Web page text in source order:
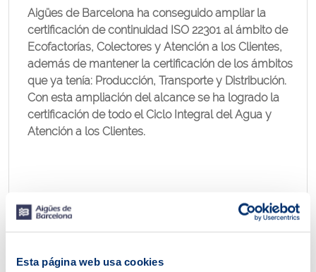
Esta página web usa cookies
Aigües de Barcelona ha conseguido ampliar la
certificación de continuidad ISO 22301 al ámbito de
Ecofactorías, Colectores y Atención a los Clientes,
además de mantener la certificación de los ámbitos
que ya tenía: Producción, Transporte y Distribución.
Con esta ampliación del alcance se ha logrado la
certificación de todo el Ciclo Integral del Agua y
Atención a los Clientes.